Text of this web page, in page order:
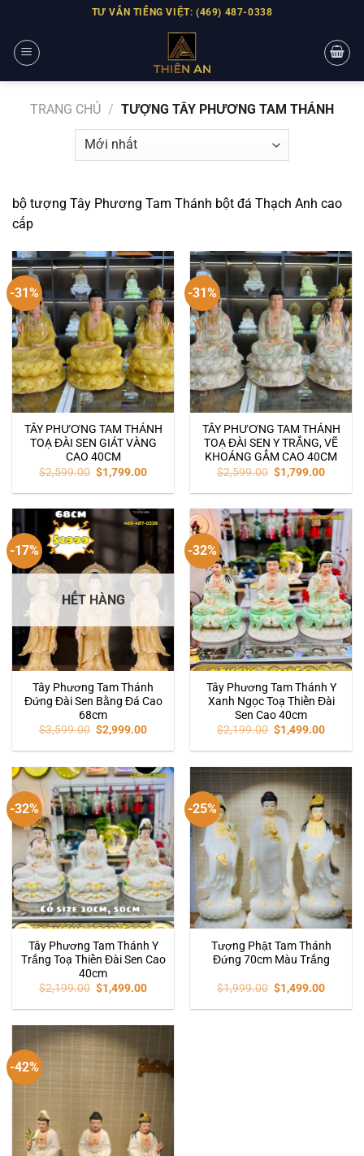
content
TƯ VẤN TIẾNG VIỆT: (469) 487-0338
TRANG CHỦ / TƯỢNG TÂY PHƯƠNG TAM THÁNH
bộ tượng Tây Phương Tam Thánh bột đá Thạch Anh cao
cấp
-31%
TÂY PHƯƠNG TAM THÁNH
TOẠ ĐÀI SEN GIÁT VÀNG
CAO 40CM
$2,599.00 $1,799.00
-31%
TÂY PHƯƠNG TAM THÁNH
TOẠ ĐÀI SEN Y TRẮNG, VẼ
KHOÁNG GẤM CAO 40CM
$2,599.00 $1,799.00
-17%
HẾT HÀNG
Tây Phương Tam Thánh
Đứng Đài Sen Bằng Đá Cao
68cm
$3,599.00 $2,999.00
-32%
Tây Phương Tam Thánh Y
Xanh Ngọc Toạ Thiền Đài
Sen Cao 40cm
$2,199.00 $1,499.00
-32%
Tây Phương Tam Thánh Y
Trắng Toạ Thiền Đài Sen Cao
40cm
$2,199.00 $1,499.00
-25%
Tượng Phật Tam Thánh
Đứng 70cm Màu Trắng
$1,999.00 $1,499.00
-42%